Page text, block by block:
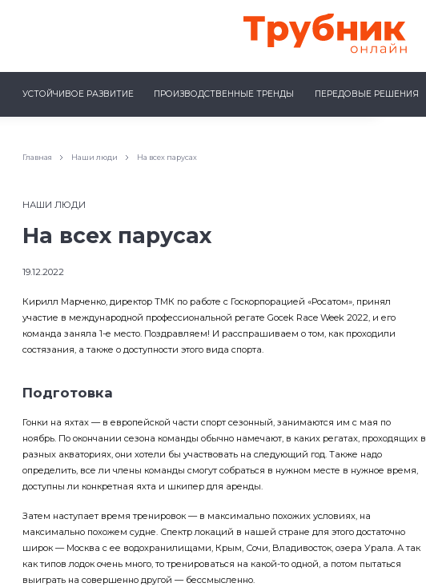
Выпуск №27 (225)
УСТОЙЧИВОЕ РАЗВИТИЕ ПРОИЗВОДСТВЕННЫЕ ТРЕНДЫ ПЕРЕДОВЫЕ РЕШЕНИЯ
Главная Наши люди На всех парусах
НАШИ ЛЮДИ
На всех парусах
19.12.2022
Кирилл Марченко, директор ТМК по работе с Госкорпорацией «Росатом», принял
участие в международной профессиональной регате Gocek Race Week 2022, и его
команда заняла 1-е место. Поздравляем! И расспрашиваем о том, как проходили
состязания, а также о доступности этого вида спорта.
Подготовка
Гонки на яхтах — в европейской части спорт сезонный, занимаются им с мая по
ноябрь. По окончании сезона команды обычно намечают, в каких регатах, проходящих в
разных акваториях, они хотели бы участвовать на следующий год. Также надо
определить, все ли члены команды смогут собраться в нужном месте в нужное время,
доступны ли конкретная яхта и шкипер для аренды.
Затем наступает время тренировок — в максимально похожих условиях, на
максимально похожем судне. Спектр локаций в нашей стране для этого достаточно
широк — Москва с ее водохранилищами, Крым, Сочи, Владивосток, озера Урала. А так
как типов лодок очень много, то тренироваться на какой-то одной, а потом пытаться
выиграть на совершенно другой — бессмысленно.